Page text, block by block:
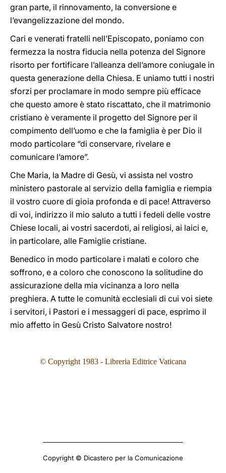
gran parte, il rinnovamento, la conversione e
l’evangelizzazione del mondo.
Cari e venerati fratelli nell’Episcopato, poniamo con
fermezza la nostra fiducia nella potenza del Signore
risorto per fortificare l’alleanza dell’amore coniugale in
questa generazione della Chiesa. E uniamo tutti i nostri
sforzi per proclamare in modo sempre più efficace
che questo amore è stato riscattato, che il matrimonio
cristiano è veramente il progetto del Signore per il
compimento dell’uomo e che la famiglia è per Dio il
modo particolare “di conservare, rivelare e
comunicare l’amore”.
Che Maria, la Madre di Gesù, vi assista nel vostro
ministero pastorale al servizio della famiglia e riempia
il vostro cuore di gioia profonda e di pace! Attraverso
di voi, indirizzo il mio saluto a tutti i fedeli delle vostre
Chiese locali, ai vostri sacerdoti, ai religiosi, ai laici e,
in particolare, alle Famiglie cristiane.
Benedico in modo particolare i malati e coloro che
soffrono, e a coloro che conoscono la solitudine do
assicurazione della mia vicinanza a loro nella
preghiera. A tutte le comunità ecclesiali di cui voi siete
i servitori, i Pastori e i messaggeri di pace, esprimo il
mio affetto in Gesù Cristo Salvatore nostro!
© Copyright 1983 - Libreria Editrice Vaticana
Copyright © Dicastero per la Comunicazione